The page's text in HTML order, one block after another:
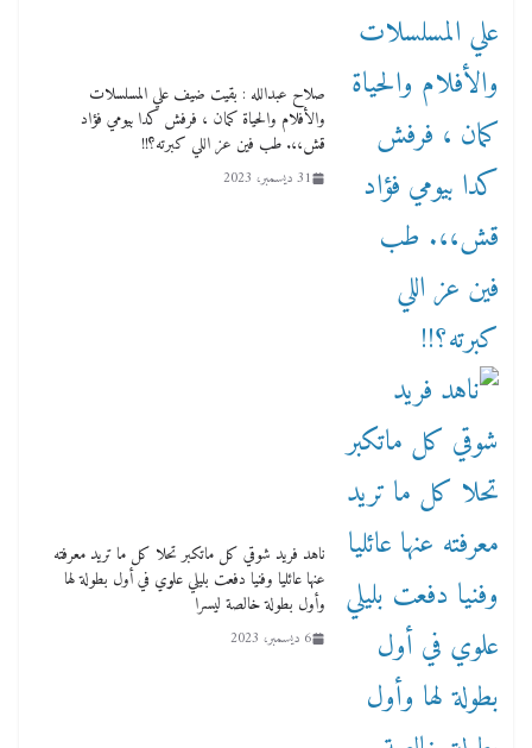
صلاح عبدالله : بقيت ضيف علي المسلسلات
والأفلام والحياة كمان ، فرفش كدا بيومي فؤاد
قش،،. طب فين عز اللي كبرته؟!!
31 ديسمبر، 2023
ناهد فريد شوقي كل ماتكبر تحلا كل ما تريد معرفته
عنها عائليا وفنيا دفعت بليلي علوي في أول بطولة لها
وأول بطولة خالصة ليسرا
6 ديسمبر، 2023